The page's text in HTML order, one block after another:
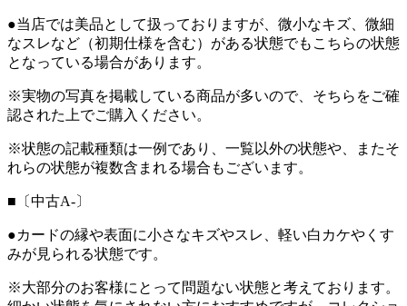
●当店では美品として扱っておりますが、微小なキズ、微細
なスレなど（初期仕様を含む）がある状態でもこちらの状態
となっている場合があります。
※実物の写真を掲載している商品が多いので、そちらをご確
認された上でご購入ください。
※状態の記載種類は一例であり、一覧以外の状態や、またそ
れらの状態が複数含まれる場合もございます。
■〔中古A-〕
●カードの縁や表面に小さなキズやスレ、軽い白カケやくす
みが見られる状態です。
※大部分のお客様にとって問題ない状態と考えております。